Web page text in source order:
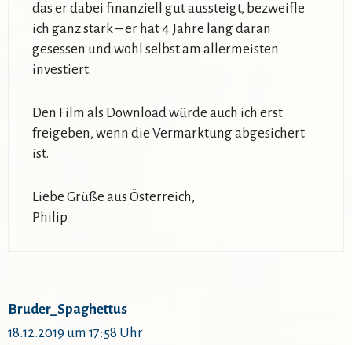
das er dabei finanziell gut aussteigt, bezweifle
ich ganz stark – er hat 4 Jahre lang daran
gesessen und wohl selbst am allermeisten
investiert.
Den Film als Download würde auch ich erst
freigeben, wenn die Vermarktung abgesichert
ist.
Liebe Grüße aus Österreich,
Philip
Bruder_Spaghettus
18.12.2019 um 17:58 Uhr